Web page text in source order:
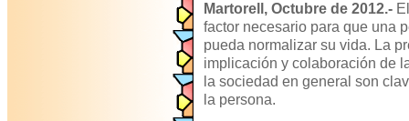
Martorell, Octubre de 2012.-
factor necesario para que una
pueda normalizar su vida. La
implicación y colaboración de
la sociedad en general son
la persona.